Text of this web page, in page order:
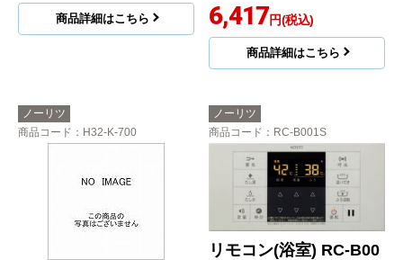
商品詳細はこちら 6,417円(税込)
商品詳細はこちら
ノーリツ
商品コード ：H32-K-700
ノーリツ
商品コード ：RC-B001S
リモコン(浴室) RC-B00